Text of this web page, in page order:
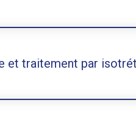
et traitement par